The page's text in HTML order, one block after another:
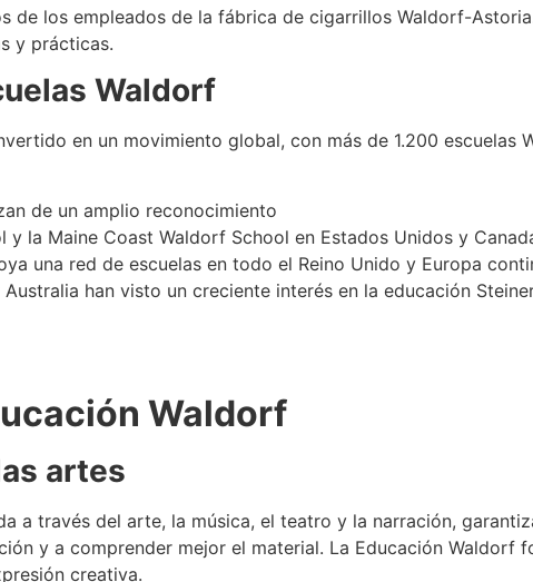
de los empleados de la fábrica de cigarrillos Waldorf-
y prácticas.
Waldorf
en un movimiento global, con más de 1.200
de un amplio reconocimiento
la Maine Coast Waldorf School en Estados Unidos y
una red de escuelas en todo el Reino Unido y Europa
han visto un creciente interés en la educación
Waldorf
artes
a través del arte, la música, el teatro y la narración,
y a comprender mejor el material. La Educación
creativa.